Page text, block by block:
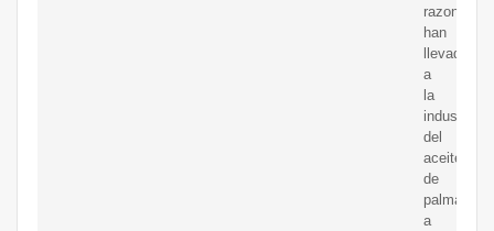
razones
han
llevado
a
la
industria
del
aceite
de
palma
a